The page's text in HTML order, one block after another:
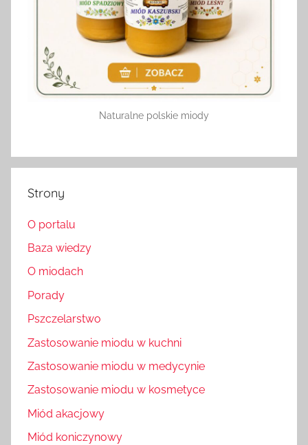
Naturalne polskie miody
Strony
O portalu
Baza wiedzy
O miodach
Porady
Pszczelarstwo
Zastosowanie miodu w kuchni
Zastosowanie miodu w medycynie
Zastosowanie miodu w kosmetyce
Miód akacjowy
Miód koniczynowy